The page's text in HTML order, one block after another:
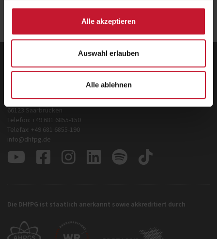
Alle akzeptieren
Auswahl erlauben
Alle ablehnen
Deutsche Hochschule für Prävention und
Hermann-Neuberger-Straße 3
66123 Saarbrücken
Telefon: +49 681 6855-150
Telefax: +49 681 6855-190
info@dhfpg.de
Die DHfPG ist staatlich anerkannt sowie akkreditiert durch